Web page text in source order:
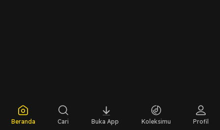
Beranda Cari Buka App Koleksimu Profil